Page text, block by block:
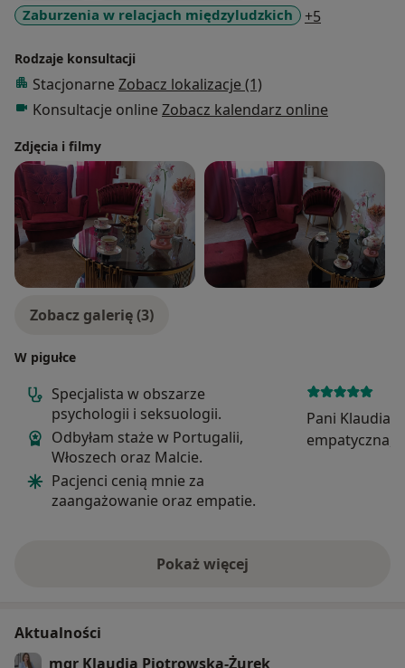
Zaburzenia w relacjach międzyludzkich
+5
Rodzaje konsultacji
Stacjonarne Zobacz lokalizacje (1)
Konsultacje online Zobacz kalendarz online
Zdjęcia i filmy
Zobacz galerię (3)
W pigułce
Specjalista w obszarze
psychologii i seksuologii.
Odbyłam staże w Portugalii,
Włoszech oraz Malcie.
Pacjenci cenią mnie za
zaangażowanie oraz empatie.
Pani Klaudia
empatyczna,
Pokaż więcejo doświadczeniu
Aktualności
mgr Klaudia Piotrowska-Żurek